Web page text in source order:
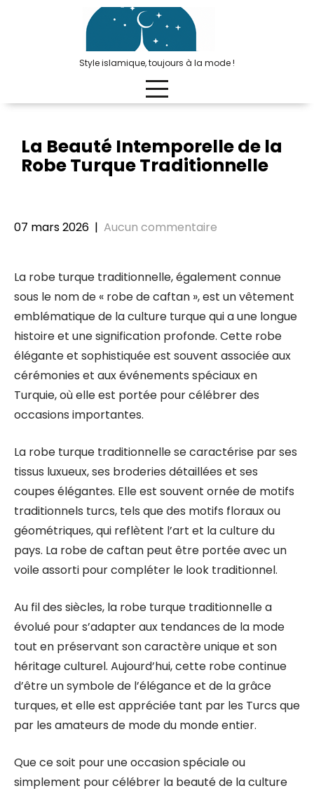
Style islamique, toujours à la mode !
La Beauté Intemporelle de la
Robe Turque Traditionnelle
07 mars 2026 | Aucun commentaire
La robe turque traditionnelle, également connue
sous le nom de « robe de caftan », est un vêtement
emblématique de la culture turque qui a une longue
histoire et une signification profonde. Cette robe
élégante et sophistiquée est souvent associée aux
cérémonies et aux événements spéciaux en
Turquie, où elle est portée pour célébrer des
occasions importantes.
La robe turque traditionnelle se caractérise par ses
tissus luxueux, ses broderies détaillées et ses
coupes élégantes. Elle est souvent ornée de motifs
traditionnels turcs, tels que des motifs floraux ou
géométriques, qui reflètent l’art et la culture du
pays. La robe de caftan peut être portée avec un
voile assorti pour compléter le look traditionnel.
Au fil des siècles, la robe turque traditionnelle a
évolué pour s’adapter aux tendances de la mode
tout en préservant son caractère unique et son
héritage culturel. Aujourd’hui, cette robe continue
d’être un symbole de l’élégance et de la grâce
turques, et elle est appréciée tant par les Turcs que
par les amateurs de mode du monde entier.
Que ce soit pour une occasion spéciale ou
simplement pour célébrer la beauté de la culture